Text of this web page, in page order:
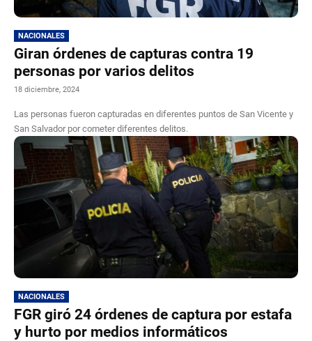
NACIONALES
Giran órdenes de capturas contra 19
personas por varios delitos
18 diciembre, 2024
Las personas fueron capturadas en diferentes puntos de San Vicente y
San Salvador por cometer diferentes delitos.
NACIONALES
FGR giró 24 órdenes de captura por estafa
y hurto por medios informáticos